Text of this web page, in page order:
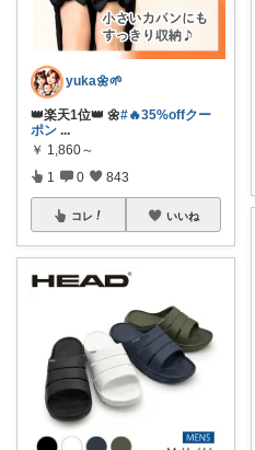
yuka🌼🌱‬‪
👑楽天1位👑 🌼#🔥35%offクー
ポン ...
￥ 1,860～
1 0 843
コレ いいね